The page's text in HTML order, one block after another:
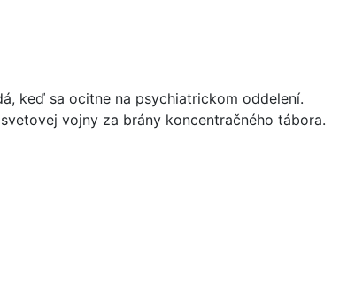
keď sa ocitne na psychiatrickom oddelení.
vojny za brány koncentračného tábora.